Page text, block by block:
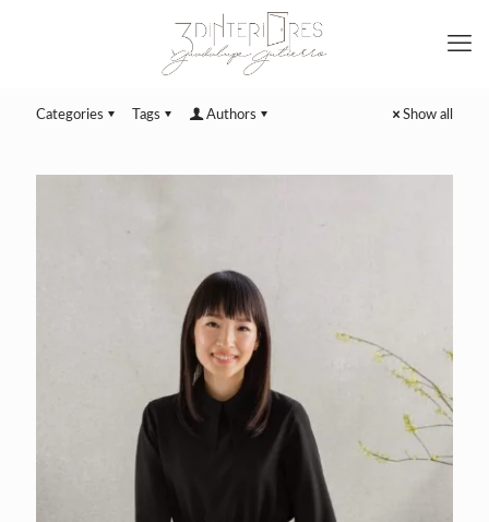
Categories Tags Authors Show all